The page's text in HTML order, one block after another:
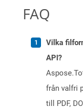
FAQ
Vilka
API?
från valfri
till PDF,